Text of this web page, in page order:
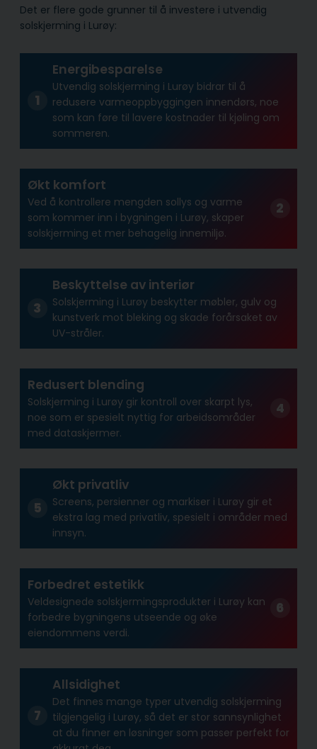
Det er flere gode grunner til å investere i utvendig
solskjerming i Lurøy:
Energibesparelse
Utvendig solskjerming i Lurøy bidrar til å
redusere varmeoppbyggingen innendørs, noe
som kan føre til lavere kostnader til kjøling om
sommeren.
Økt komfort
Ved å kontrollere mengden sollys og varme
som kommer inn i bygningen i Lurøy, skaper
solskjerming et mer behagelig innemiljø.
Beskyttelse av interiør
Solskjerming i Lurøy beskytter møbler, gulv og
kunstverk mot bleking og skade forårsaket av
UV-stråler.
Redusert blending
Solskjerming i Lurøy gir kontroll over skarpt lys,
noe som er spesielt nyttig for arbeidsområder
med dataskjermer.
Økt privatliv
Screens, persienner og markiser i Lurøy gir et
ekstra lag med privatliv, spesielt i områder med
innsyn.
Forbedret estetikk
Veldesignede solskjermingsprodukter i Lurøy kan
forbedre bygningens utseende og øke
eiendommens verdi.
Allsidighet
Det finnes mange typer utvendig solskjerming
tilgjengelig i Lurøy, så det er stor sannsynlighet
at du finner en løsninger som passer perfekt for